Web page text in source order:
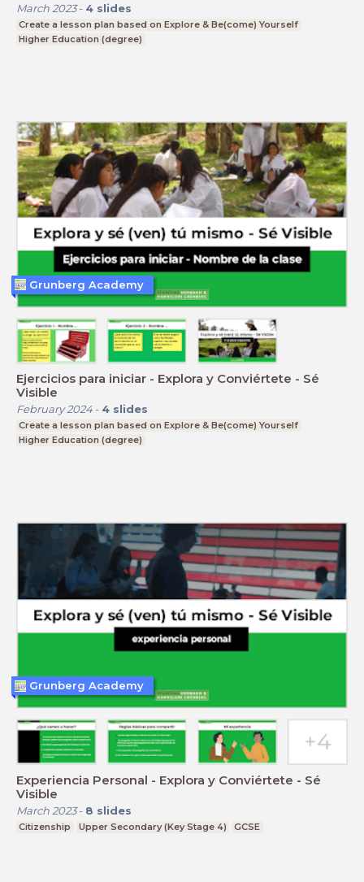
March 2023- 4 slides
Create a lesson plan based on Explore & Be(come) Yourself
Higher Education (degree)
Ejercicios para iniciar - Explora y Conviértete - Sé
Visible
February 2024- 4 slides
Create a lesson plan based on Explore & Be(come) Yourself
Higher Education (degree)
Grunberg Academy
Experiencia Personal - Explora y Conviértete - Sé
Visible
March 2023- 8 slides
Citizenship Upper Secondary (Key Stage 4) GCSE
Grunberg Academy